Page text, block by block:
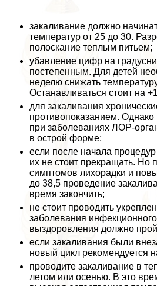
закаливание должно
температур от 25 до 30.
полоскание теплым питьем;
убавление цифр на
постепенным. Для детей
неделю снижать
Останавливаться стоит на
для закаливания
противопоказанием. Однако
при заболеваниях ЛОР-
в острой форме;
если после начала процедур
их не стоит прекращать. Но
симптомов лихорадки и
до 38,5 проведение
время закончить;
не стоит проводить
заболевания
выздоровления должно
если закаливания были
новый цикл рекомендуется
проводите закаливание в
летом или осенью. В это